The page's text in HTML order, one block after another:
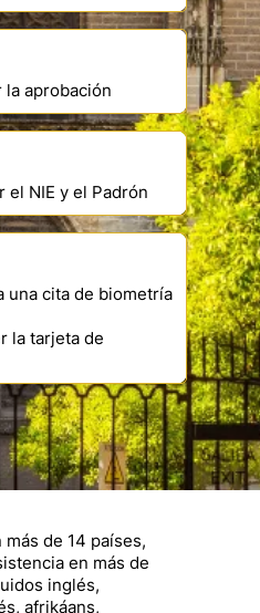
la aprobación
el NIE y el Padrón
una cita de biometría
la tarjeta de
de 14 países,
en más de
inglés,
afrikáans,